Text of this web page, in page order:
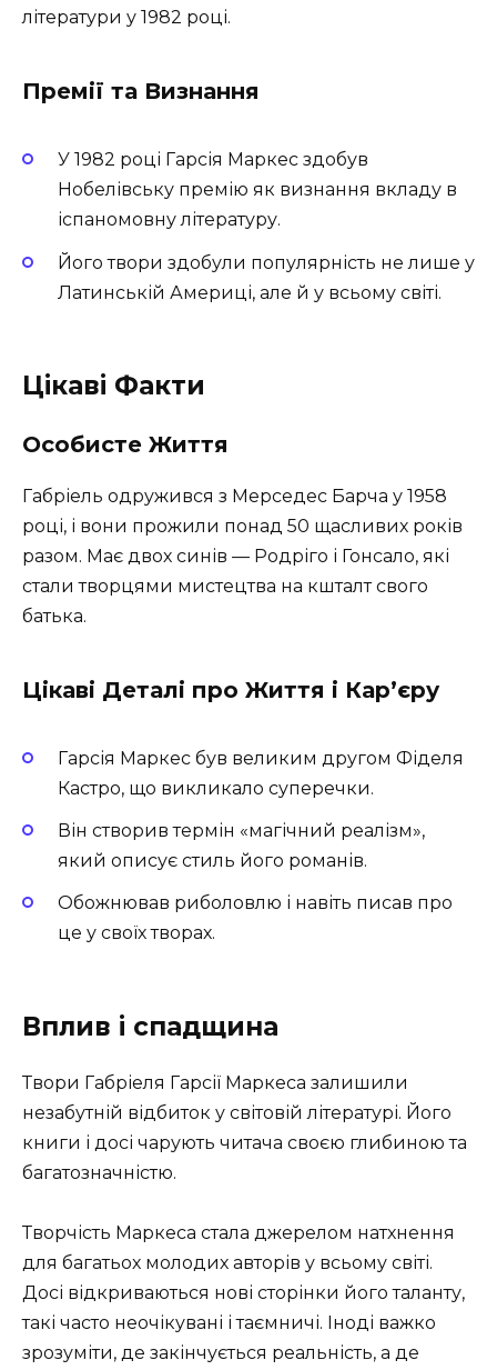
літератури у 1982 році.
Премії та Визнання
У 1982 році Гарсія Маркес здобув
Нобелівську премію як визнання вкладу в
іспаномовну літературу.
Його твори здобули популярність не лише у
Латинській Америці, але й у всьому світі.
Цікаві Факти
Особисте Життя
Габріель одружився з Мерседес Барча у 1958
році, і вони прожили понад 50 щасливих років
разом. Має двох синів — Родріго і Гонсало, які
стали творцями мистецтва на кшталт свого
батька.
Цікаві Деталі про Життя і Кар’єру
Гарсія Маркес був великим другом Фіделя
Кастро, що викликало суперечки.
Він створив термін «магічний реалізм»,
який описує стиль його романів.
Обожнював риболовлю і навіть писав про
це у своїх творах.
Вплив і спадщина
Твори Габріеля Гарсії Маркеса залишили
незабутній відбиток у світовій літературі. Його
книги і досі чарують читача своєю глибиною та
багатозначністю.
Творчість Маркеса стала джерелом натхнення
для багатьох молодих авторів у всьому світі.
Досі відкриваються нові сторінки його таланту,
такі часто неочікувані і таємничі. Іноді важко
зрозуміти, де закінчується реальність, а де